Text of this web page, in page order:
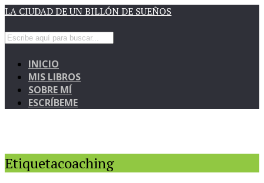
LA CIUDAD DE UN BILLÓN DE SUEÑOS
INICIO
MIS LIBROS
SOBRE MÍ
ESCRÍBEME
Etiquetacoaching